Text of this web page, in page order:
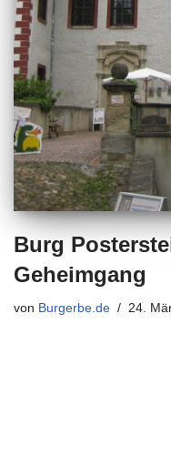
Burg
Geheimgang
von Burgerbe.de 24.